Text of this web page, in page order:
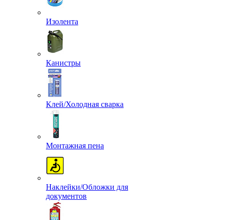
Изолента
Канистры
Клей/Холодная сварка
Монтажная пена
Наклейки/Обложки для
документов